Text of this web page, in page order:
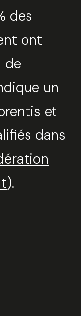
des
ont
de
un
et
dans
).